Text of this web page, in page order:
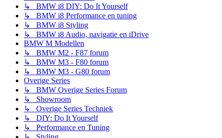
↳ BMW i8 DIY: Do It Yourself
↳ BMW i8 Performance en tuning
↳ BMW i8 Styling
↳ BMW i8 Audio, navigatie en iDrive
BMW M Modellen
↳ BMW M2 - F87 forum
↳ BMW M3 - F80 forum
↳ BMW M3 - G80 forum
Overige Series
↳ BMW Overige Series Forum
↳ Showroom
↳ Overige Series Techniek
↳ DIY: Do It Yourself
↳ Performance en Tuning